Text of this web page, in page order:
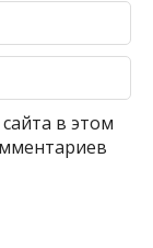
в этом